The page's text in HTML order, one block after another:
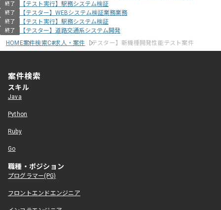
終了 【テスト実行】駅務システム検証
終了 【テスター】WEBシステム検証業務業務
終了 【テスト実行】駅務システム検証
終了
【テスター】道路交通系システム開発
HOME案件検索C#求人・案件 【テスター】新機種開発性能テスト案件
案件検索
スキル
Java
Python
Ruby
Go
職種・ポジション
プログラマー(PG)
フロントエンドエンジニア